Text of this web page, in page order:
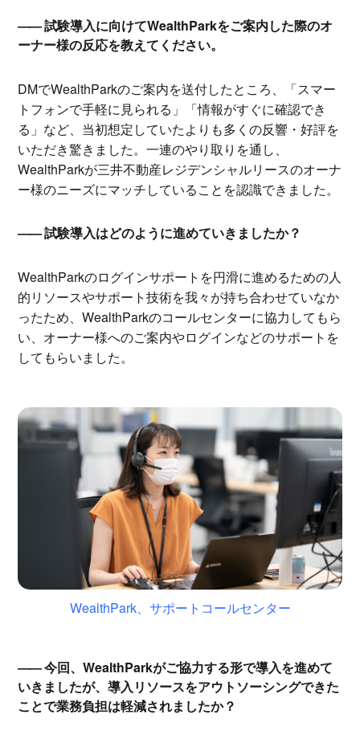
試験導入に向けてWealthParkをご案内した際のオ
ーナー様の反応を教えてください。
DMでWealthParkのご案内を送付したところ、「スマー
トフォンで手軽に見られる」「情報がすぐに確認でき
る」など、当初想定していたよりも多くの反響・好評を
いただき驚きました。一連のやり取りを通し、
WealthParkが三井不動産レジデンシャルリースのオーナ
ー様のニーズにマッチしていることを認識できました。
試験導入はどのように進めていきましたか？
WealthParkのログインサポートを円滑に進めるための人
的リソースやサポート技術を我々が持ち合わせていなか
ったため、WealthParkのコールセンターに協力してもら
い、オーナー様へのご案内やログインなどのサポートを
してもらいました。
WealthPark、サポートコールセンター
今回、WealthParkがご協力する形で導入を進めて
いきましたが、導入リソースをアウトソーシングできた
ことで業務負担は軽減されましたか？